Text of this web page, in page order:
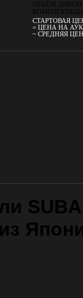
ОБЪЁМ
СТАРТОВАЯ
= ЦЕНА НА
~ СРЕДНЯЯ